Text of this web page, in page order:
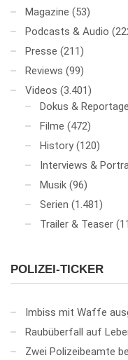
Magazine (53)
Podcasts & Audio
Presse (211)
Reviews (99)
Videos (3.401)
Dokus &
Filme (472)
History (120)
Interviews &
Musik (96)
Serien (1.481)
Trailer & Teaser
POLIZEI-TICKER
Imbiss mit Waffe
Raubüberfall auf
Zwei Polizeibeamte